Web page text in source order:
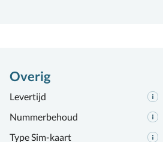
Overig
Levertijd
Nummerbehoud
Type Sim-kaart